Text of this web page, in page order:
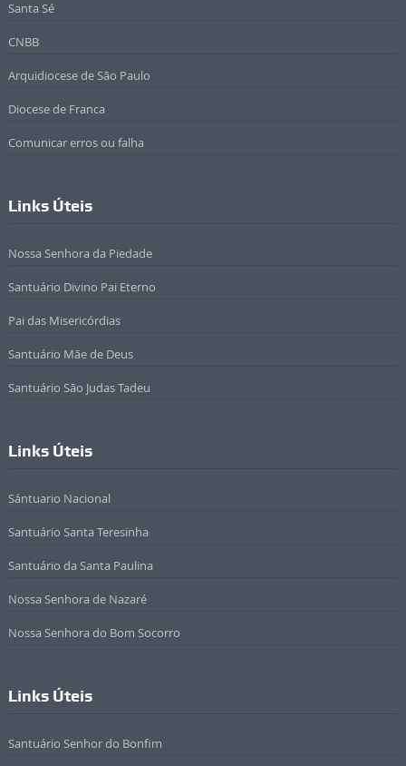
Santa Sé
CNBB
Arquidiocese de São Paulo
Diocese de Franca
Comunicar erros ou falha
Links Úteis
Nossa Senhora da Piedade
Santuário Divino Pai Eterno
Pai das Misericórdias
Santuário Mãe de Deus
Santuário São Judas Tadeu
Links Úteis
Sántuario Nacional
Santuário Santa Teresinha
Santuário da Santa Paulina
Nossa Senhora de Nazaré
Nossa Senhora do Bom Socorro
Links Úteis
Santuário Senhor do Bonfim